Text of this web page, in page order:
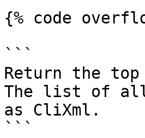
{% code
```
Return the top
The list of all
as CliXml.
```